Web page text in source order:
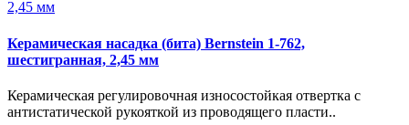
Керамическая насадка (бита) Bernstein 1-762,
шестигранная, 2,45 мм
Керамическая регулировочная износостойкая отвертка с
антистатической рукояткой из проводящего пласти..